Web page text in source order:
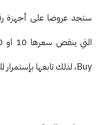
ستجد عروضا على أجهزة
Buy، لذلك تابعها بإستمرار للحصول على عروض جيدة.